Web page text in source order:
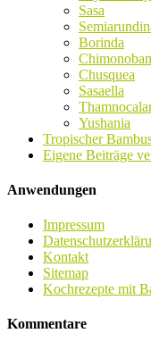
Sasa
Borinda
Chusquea
Sasaella
Yushania
Tropischer
Eigene Beiträge
Anwendungen
Impressum
Kontakt
Sitemap
Kochrezepte mit
Kommentare